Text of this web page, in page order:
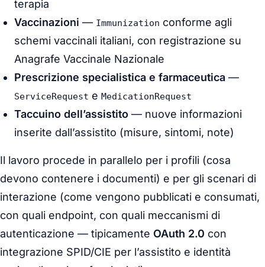
terapia
Vaccinazioni — Immunization conforme agli
schemi vaccinali italiani, con registrazione su
Anagrafe Vaccinale Nazionale
Prescrizione specialistica e farmaceutica —
ServiceRequest e MedicationRequest
Taccuino dell’assistito — nuove informazioni
inserite dall’assistito (misure, sintomi, note)
Il lavoro procede in parallelo per i profili (cosa
devono contenere i documenti) e per gli scenari di
interazione (come vengono pubblicati e consumati,
con quali endpoint, con quali meccanismi di
autenticazione — tipicamente OAuth 2.0 con
integrazione SPID/CIE per l’assistito e identità